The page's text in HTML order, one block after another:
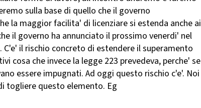
sulla base di quello che il governo
la maggior facilita' di licenziare si estenda anche ai
il governo ha annunciato il prossimo venerdi' nel
il rischio concreto di estendere il superamento
cosa che invece la legge 223 prevedeva, perche' se
essere impugnati. Ad oggi questo rischio c'e'. Noi
togliere questo elemento. Eg